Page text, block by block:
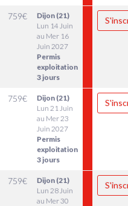
759€
Dijon (21)
Lun 14 Juin
au Mer 16
Juin 2027
Permis
exploitation
3 jours
759€
Dijon (21)
Lun 21 Juin
au Mer 23
Juin 2027
Permis
exploitation
3 jours
759€
Dijon (21)
Lun 28 Juin
au Mer 30